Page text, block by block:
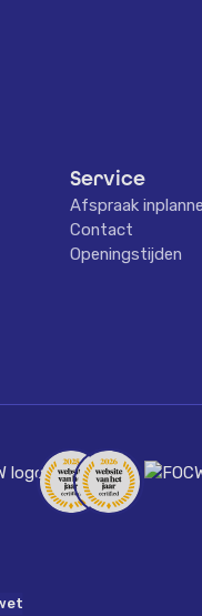
Service
Afspraak
Contact
Openingstijden